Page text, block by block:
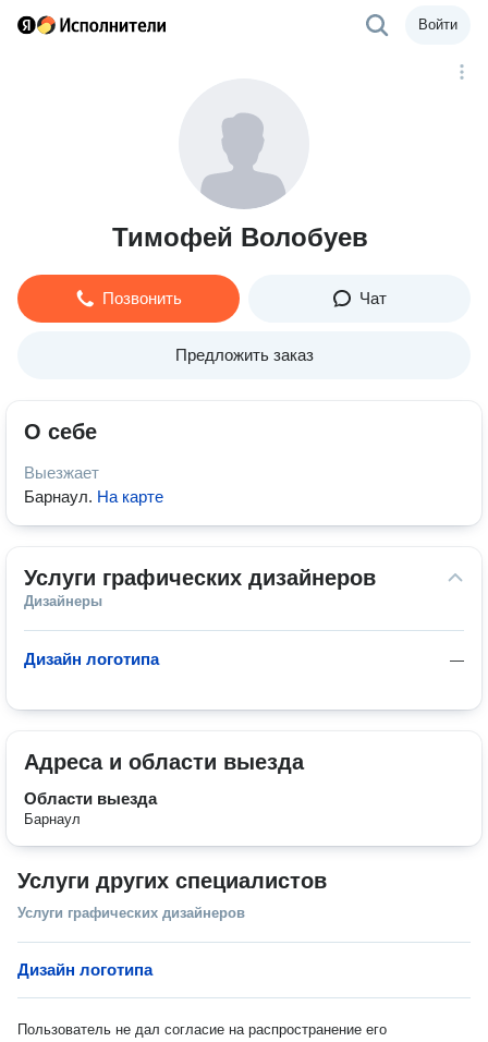
Войти
Тимофей Волобуев
Позвонить Чат
Предложить заказ
О себе
Выезжает
Барнаул. На карте
Услуги графических дизайнеров
Дизайнеры
—
Дизайн логотипа
Адреса и области выезда
Области выезда
Барнаул
Услуги других специалистов
Услуги графических дизайнеров
Дизайн логотипа
Пользователь не дал согласие на распространение его